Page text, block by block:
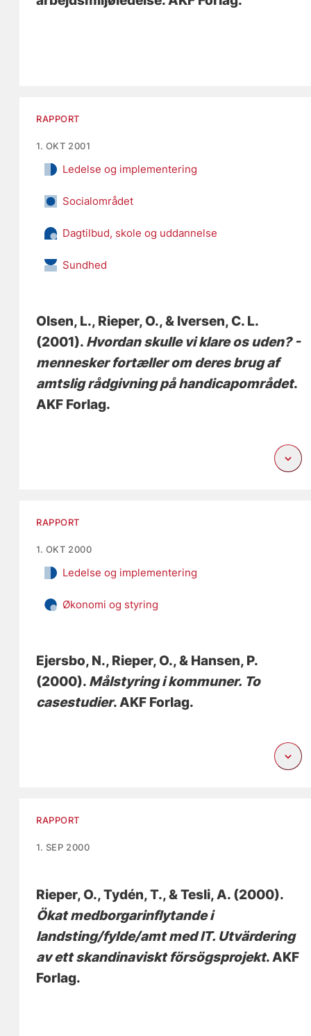
RAPPORT
1. OKT 2001
Ledelse og implementering
Socialområdet
Dagtilbud, skole og uddannelse
Sundhed
Olsen, L., Rieper, O., & Iversen, C. L.
(2001). Hvordan skulle vi klare os uden? -
mennesker fortæller om deres brug af
amtslig rådgivning på handicapområdet.
AKF Forlag.
RAPPORT
1. OKT 2000
Ledelse og implementering
Økonomi og styring
Ejersbo, N., Rieper, O., & Hansen, P.
(2000). Målstyring i kommuner. To
casestudier. AKF Forlag.
RAPPORT
1. SEP 2000
Rieper, O., Tydén, T., & Tesli, A. (2000).
Ökat medborgarinflytande i
landsting/fylde/amt med IT. Utvärdering
av ett skandinaviskt försögsprojekt. AKF
Forlag.